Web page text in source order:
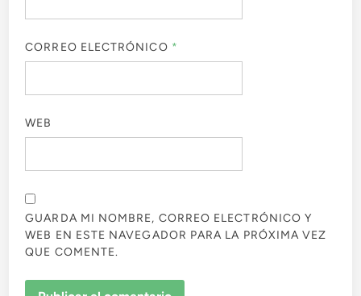
CORREO ELECTRÓNICO *
WEB
GUARDA MI NOMBRE, CORREO ELECTRÓNICO Y
WEB EN ESTE NAVEGADOR PARA LA PRÓXIMA VEZ
QUE COMENTE.